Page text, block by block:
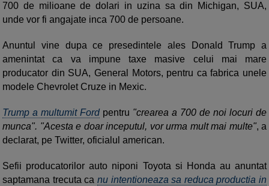
700 de milioane de dolari in uzina sa din Michigan, SUA,
unde vor fi angajate inca 700 de persoane.
Anuntul vine dupa ce presedintele ales Donald Trump a
amenintat ca va impune taxe masive celui mai mare
producator din SUA, General Motors, pentru ca fabrica unele
modele Chevrolet Cruze in Mexic.
Trump a multumit Fordpentru "crearea a 700 de noi locuri de
munca". "Acesta e doar inceputul, vor urma mult mai multe", a
declarat, pe Twitter, oficialul american.
Sefii producatorilor auto niponi Toyota si Honda au anuntat
saptamana trecuta ca nu intentioneaza sa reduca productia in